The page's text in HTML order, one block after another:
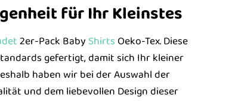
für Ihr Kleinstes
2er-Pack Baby Shirts Oeko-Tex. Diese
gefertigt, damit sich Ihr kleiner
haben wir bei der Auswahl der
und dem liebevollen Design dieser